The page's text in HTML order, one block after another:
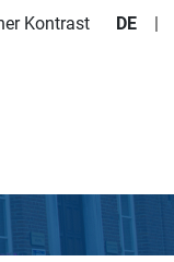
Kontrast DE |